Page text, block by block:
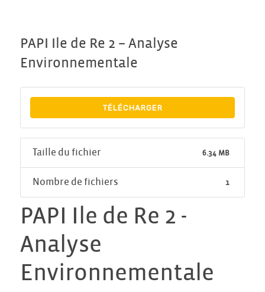
PAPI Ile de Re 2 – Analyse
Environnementale
TÉLÉCHARGER
Taille du fichier 6.34 MB
Nombre de fichiers 1
PAPI Ile de Re 2 -
Analyse
Environnementale